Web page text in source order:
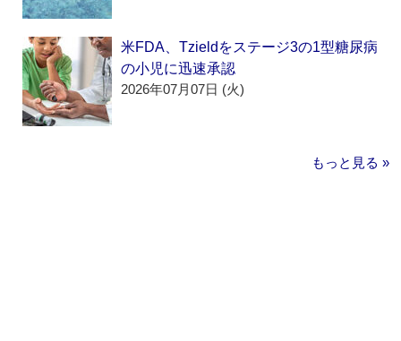
米FDA、Tzieldをステージ3の1型糖尿病
の小児に迅速承認
2026年07月07日 (火)
もっと見る »